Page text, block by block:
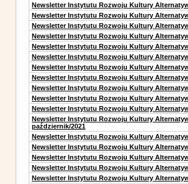
Newsletter Instytutu Rozwoju Kultury
Newsletter Instytutu Rozwoju Kultury
Newsletter Instytutu Rozwoju Kultury
Newsletter Instytutu Rozwoju Kultury
Newsletter Instytutu Rozwoju Kultury
Newsletter Instytutu Rozwoju Kultury
Newsletter Instytutu Rozwoju Kultury
Newsletter Instytutu Rozwoju Kultury
Newsletter Instytutu Rozwoju Kultury
Newsletter Instytutu Rozwoju Kultury
Newsletter Instytutu Rozwoju Kultury
Newsletter Instytutu Rozwoju Kultury
październik/2021
Newsletter Instytutu Rozwoju Kultury
Newsletter Instytutu Rozwoju Kultury
Newsletter Instytutu Rozwoju Kultury
Newsletter Instytutu Rozwoju Kultury
Newsletter Instytutu Rozwoju Kultury